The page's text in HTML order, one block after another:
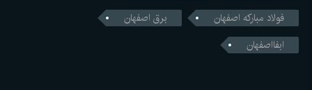
فولاد مبارکه اصفهان
برق اصفهان
ابفااصفهان